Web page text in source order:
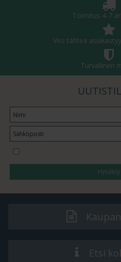
Toimitus 4-7
Viisi tähteä
Turvallinen
Hyväksy
Etsi